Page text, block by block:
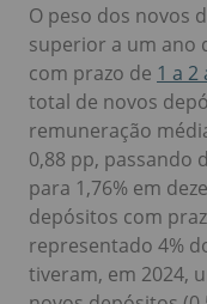
O peso dos novos
superior a um ano
com prazo de 1 a 2
total de novos
remuneração
0,88 pp, passando
para 1,76% em
depósitos com
representado 4%
tiveram, em 2024,